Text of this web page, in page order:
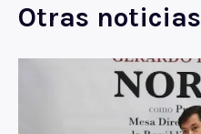
Otras noticias